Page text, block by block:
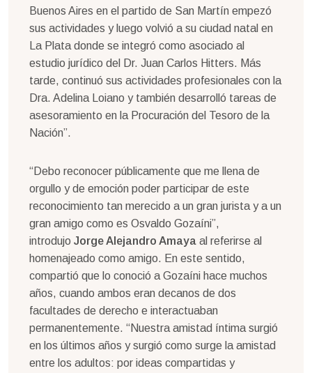
Buenos Aires en el partido de San Martín empezó
sus actividades y luego volvió a su ciudad natal en
La Plata donde se integró como asociado al
estudio jurídico del Dr. Juan Carlos Hitters. Más
tarde, continuó sus actividades profesionales con la
Dra. Adelina Loiano y también desarrolló tareas de
asesoramiento en la Procuración del Tesoro de la
Nación”.
“Debo reconocer públicamente que me llena de
orgullo y de emoción poder participar de este
reconocimiento tan merecido a un gran jurista y a un
gran amigo como es Osvaldo Gozaíni”,
introdujo Jorge Alejandro Amaya al referirse al
homenajeado como amigo. En este sentido,
compartió que lo conoció a Gozaíni hace muchos
años, cuando ambos eran decanos de dos
facultades de derecho e interactuaban
permanentemente. “Nuestra amistad íntima surgió
en los últimos años y surgió como surge la amistad
entre los adultos: por ideas compartidas y